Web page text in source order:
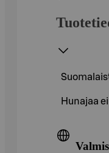
Hunajaa